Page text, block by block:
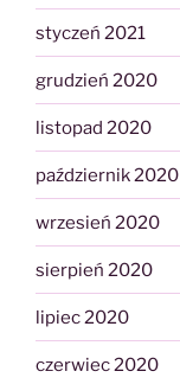
styczeń 2021
grudzień 2020
listopad 2020
październik 2020
wrzesień 2020
sierpień 2020
lipiec 2020
czerwiec 2020